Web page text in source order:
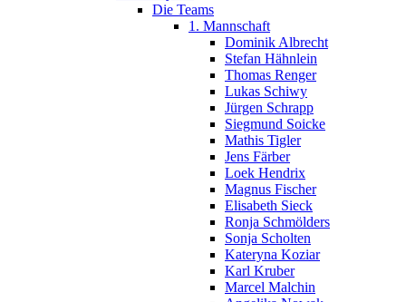
Die Teams
1. Mannschaft
Dominik Albrecht
Stefan Hähnlein
Thomas Renger
Lukas Schiwy
Jürgen Schrapp
Siegmund Soicke
Mathis Tigler
Jens Färber
Loek Hendrix
Magnus Fischer
Elisabeth Sieck
Ronja Schmölders
Sonja Scholten
Kateryna Koziar
Karl Kruber
Marcel Malchin